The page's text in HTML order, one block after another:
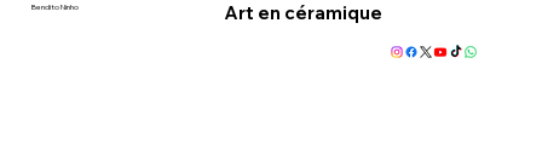
Bendito Ninho Art en céramique